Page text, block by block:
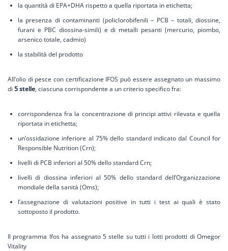
la quantità di EPA+DHA rispetto a quella riportata in etichetta;
la presenza di contaminanti (policlorobifenili – PCB – totali, diossine,
furani e PBC diossina-simili) e di metalli pesanti (mercurio, piombo,
arsenico totale, cadmio)
la stabilità del prodotto
All’olio di pesce con certificazione IFOS può essere assegnato un massimo
di 5 stelle, ciascuna corrispondente a un criterio specifico fra:
corrispondenza fra la concentrazione di principi attivi rilevata e quella
riportata in etichetta;
un’ossidazione inferiore al 75% dello standard indicato dal Council for
Responsible Nutrition (Crn);
livelli di PCB inferiori al 50% dello standard Crn;
livelli di diossina inferiori al 50% dello standard dell’Organizzazione
mondiale della sanità (Oms);
l’assegnazione di valutazioni positive in tutti i test ai quali è stato
sottoposto il prodotto.
Il programma Ifos ha assegnato 5 stelle su tutti i lotti prodotti di Omegor
Vitality